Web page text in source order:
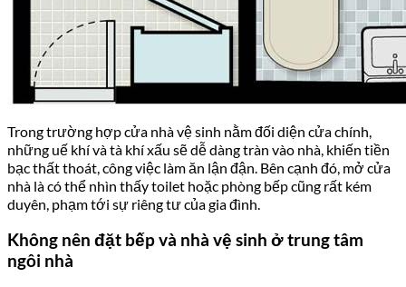
Trong trường hợp cửa nhà vệ sinh nằm đối diện cửa chính,
những uế khí và tà khí xấu sẽ dễ dàng tràn vào nhà, khiến tiền
bạc thất thoát, công việc làm ăn lận đận. Bên cạnh đó, mở cửa
nhà là có thể nhìn thấy toilet hoặc phòng bếp cũng rất kém
duyên, phạm tới sự riêng tư của gia đình.
Không nên đặt bếp và nhà vệ sinh ở trung tâm
ngôi nhà